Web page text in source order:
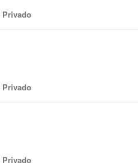
Privado
Privado
Privado